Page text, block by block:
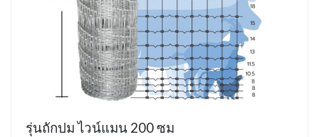
รุ่นถักปม ไวน์แมน 200 ซม